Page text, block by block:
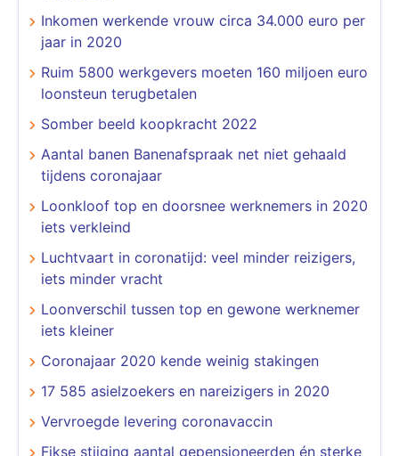
Inkomen werkende vrouw circa 34.000 euro per
jaar in 2020
Ruim 5800 werkgevers moeten 160 miljoen euro
loonsteun terugbetalen
Somber beeld koopkracht 2022
Aantal banen Banenafspraak net niet gehaald
tijdens coronajaar
Loonkloof top en doorsnee werknemers in 2020
iets verkleind
Luchtvaart in coronatijd: veel minder reizigers,
iets minder vracht
Loonverschil tussen top en gewone werknemer
iets kleiner
Coronajaar 2020 kende weinig stakingen
17 585 asielzoekers en nareizigers in 2020
Vervroegde levering coronavaccin
Fikse stijging aantal gepensioneerden én sterke